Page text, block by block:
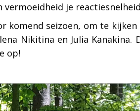
je
komend seizoen, om te
Nikitina en Julia Kanakina.
op!